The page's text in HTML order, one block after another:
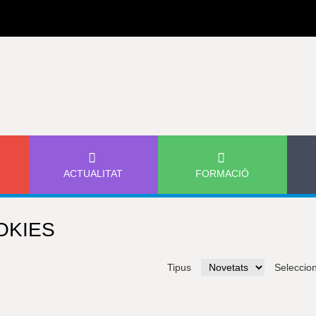
ACTUALITAT FORMACIÓ
Tipus